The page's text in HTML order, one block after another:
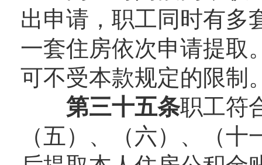
出申请，职工同时有多
一套住房依次申请提取
可不受本款规定的限制
第三十五条职工符
（五）、（六）、（